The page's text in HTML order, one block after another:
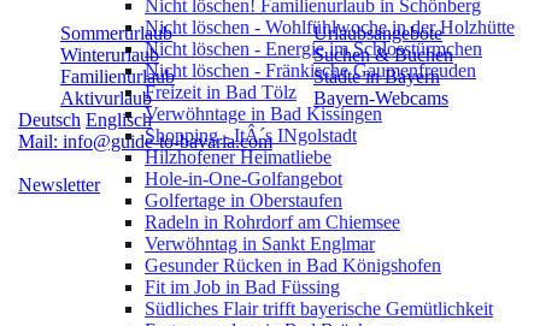
Sommerurlaub
Winterurlaub
Familienurlaub
Aktivurlaub
Urlaubsangebote
Suchen & Buchen
Städte in Bayern
Bayern-Webcams
Deutsch Englisch
Mail: info@guide-to-bavaria.com
Newsletter
Nicht löschen! Familienurlaub in Schönberg
Nicht löschen - Wohlfühlwoche in der Holzhütte
Nicht löschen - Energie im Schlosstürmchen
Nicht löschen - Fränkische Gaumenfreuden
Freizeit in Bad Tölz
Verwöhntage in Bad Kissingen
Shopping - ItÂ´s INgolstadt
Hilzhofener Heimatliebe
Hole-in-One-Golfangebot
Golfertage in Oberstaufen
Radeln in Rohrdorf am Chiemsee
Verwöhntag in Sankt Englmar
Gesunder Rücken in Bad Königshofen
Fit im Job in Bad Füssing
Südliches Flair trifft bayerische Gemütlichkeit